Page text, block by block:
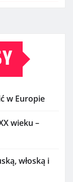
w Europie
wieku –
włoską i